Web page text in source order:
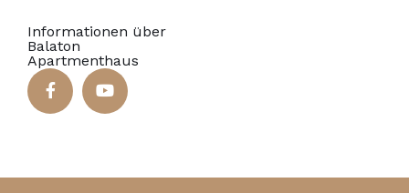
Informationen über
Balaton
Apartmenthaus